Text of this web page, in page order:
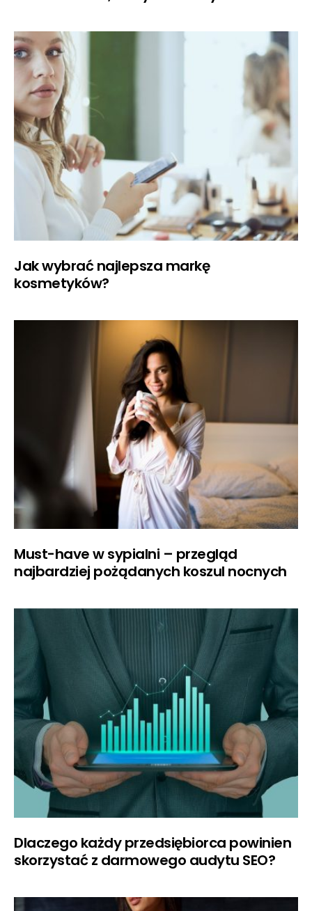
Jak wybrać najlepsza markę
kosmetyków?
Must-have w sypialni – przegląd
najbardziej pożądanych koszul nocnych
Dlaczego każdy przedsiębiorca powinien
skorzystać z darmowego audytu SEO?